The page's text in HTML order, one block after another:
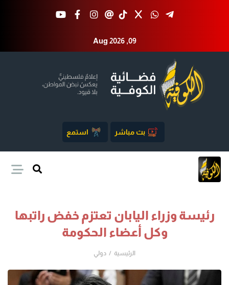
Aug 2026 ,09
بث مباشر استمع
رئيسة وزراء اليابان تعتزم خفض راتبها
وكل أعضاء الحكومة
الرئيسية دولي